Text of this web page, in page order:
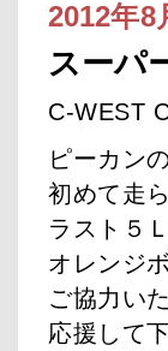
2012年8
スーパ
C-WEST
ピーカン
初めて走
ラスト５
オレンジ
ご協力い
応援して